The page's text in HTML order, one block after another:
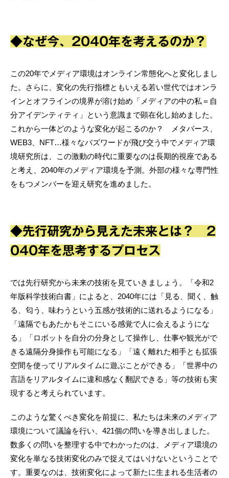
◆なぜ今、2040年を考えるのか？
この20年でメディア環境はオンライン常態化へと変化しまし
た。さらに、変化の先行指標ともいえる若い世代ではオンラ
インとオフラインの境界が溶け始め「メディアの中の私＝自
分アイデンティティ」という意識まで顕在化し始めました。
これから一体どのような変化が起こるのか？ メタバース、
WEB3、NFT…様々なバズワードが飛び交う中でメディア環
境研究所は、この激動の時代に重要なのは長期的視座である
と考え、2040年のメディア環境を予測。外部の様々な専門性
をもつメンバーを迎え研究を進めました。
◆先行研究から見えた未来とは？ 2
040年を思考するプロセス
では先行研究から未来の技術を見ていきましょう。「令和2
年版科学技術白書」によると、2040年には「見る、聞く、触
る、匂う、味わうという五感が技術的に送れるようになる」
「遠隔でもあたかもそこにいる感覚で人に会えるようにな
る」「ロボットを自分の分身として操作し、仕事や観光がで
きる遠隔分身操作も可能になる」「遠く離れた相手とも拡張
空間を使ってリアルタイムに遊ぶことができる」「世界中の
言語をリアルタイムに違和感なく翻訳できる」等の技術も実
現すると考えられています。
このような驚くべき変化を前提に、私たちは未来のメディア
環境について議論を行い、421個の問いを導き出しました。
数多くの問いを整理する中でわかったのは、メディア環境の
変化を単なる技術変化のみで捉えてはいけないということで
す。重要なのは、技術変化によって新たに生まれる生活者の